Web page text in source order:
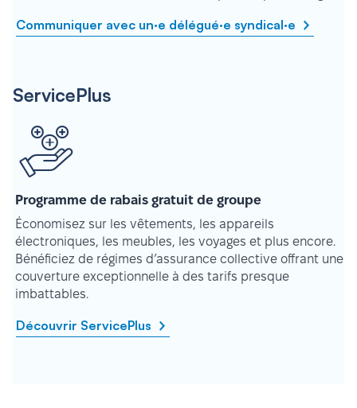
Communiquer avec un·e délégué·e syndical·e
ServicePlus
Programme de rabais gratuit de groupe
Économisez sur les vêtements, les appareils
électroniques, les meubles, les voyages et plus encore.
Bénéficiez de régimes d’assurance collective offrant une
couverture exceptionnelle à des tarifs presque
imbattables.
Découvrir ServicePlus